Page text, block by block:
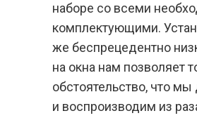
наборе со всеми
комплектующими.
же беспрецедентно
на окна нам позволяет
обстоятельство, что
и воспроизводим из